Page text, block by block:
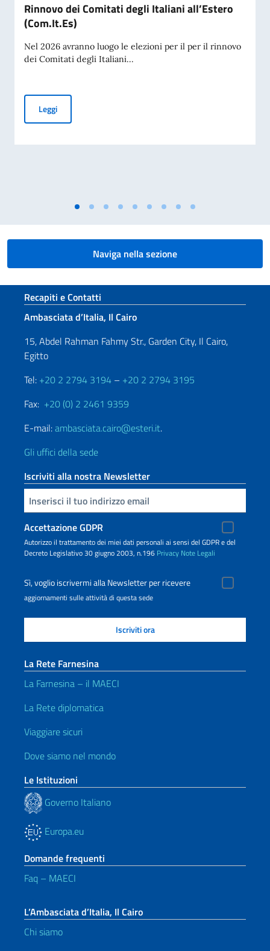
Rinnovo dei Comitati degli Italiani all’Estero
(Com.It.Es)
Nel 2026 avranno luogo le elezioni per il per il rinnovo
dei Comitati degli Italiani...
LeggiRinnovo dei Comitati degli Italiani all’Estero (Com.It.Es)
Naviga nella sezione
Sezione footer
Recapiti e Contatti
Ambasciata d’Italia, Il Cairo
15, Abdel Rahman Fahmy Str., Garden City, Il Cairo,
Egitto
Tel: +20 2 2794 3194 – +20 2 2794 3195
Fax: +20 (0) 2 2461 9359
E-mail:ambasciata.cairo@esteri.it.
Gli uffici della sede
Iscriviti alla nostra Newsletter
Inserisci la tua email
Accettazione GDPR
Autorizzo il trattamento dei miei dati personali ai sensi del GDPR e del
Decreto Legislativo 30 giugno 2003, n.196 Privacy Note Legali
Sì, voglio iscrivermi alla Newsletter per ricevere
aggiornamenti sulle attività di questa sede
La Rete Farnesina
La Farnesina – il MAECI
La Rete diplomatica
Viaggiare sicuri
Dove siamo nel mondo
Le Istituzioni
Governo Italiano
Europa.eu
Domande frequenti
Faq – MAECI
L’Ambasciata d’Italia, Il Cairo
Chi siamo